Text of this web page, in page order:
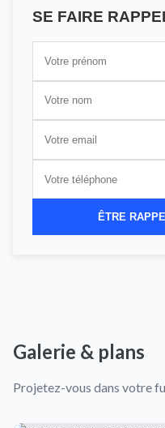
SE FAIRE
ÊTRE
Galerie & plans
Projetez-vous dans votre